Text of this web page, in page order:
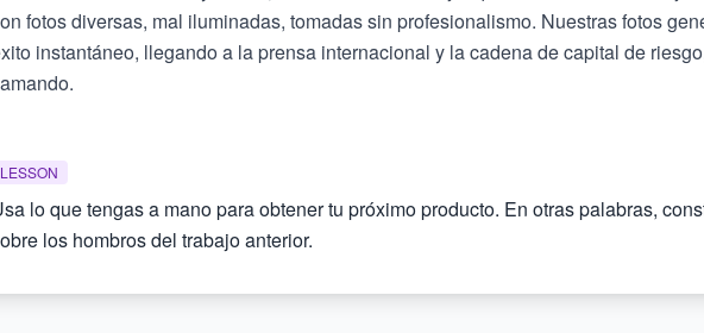
fotos diversas, mal iluminadas, tomadas sin profesionalismo. Nuestras fotos
instantáneo, llegando a la prensa internacional y la cadena de capital de
LESSON
lo que tengas a mano para obtener tu próximo producto. En otras palabras,
los hombros del trabajo anterior.